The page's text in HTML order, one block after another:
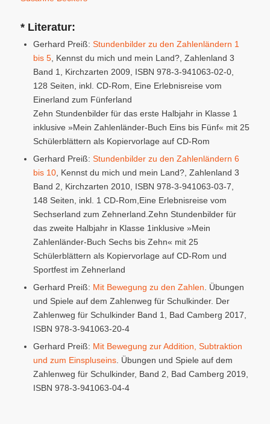
* Literatur:
Gerhard Preiß: Stundenbilder zu den Zahlenländern 1
bis 5, Kennst du mich und mein Land?, Zahlenland 3
Band 1, Kirchzarten 2009, ISBN 978-3-941063-02-0,
128 Seiten, inkl. CD-Rom, Eine Erlebnisreise vom
Einerland zum Fünferland
Zehn Stundenbilder für das erste Halbjahr in Klasse 1
inklusive »Mein Zahlenländer-Buch Eins bis Fünf« mit 25
Schülerblättern als Kopiervorlage auf CD-Rom
Gerhard Preiß: Stundenbilder zu den Zahlenländern 6
bis 10, Kennst du mich und mein Land?, Zahlenland 3
Band 2, Kirchzarten 2010, ISBN 978-3-941063-03-7,
148 Seiten, inkl. 1 CD-Rom,Eine Erlebnisreise vom
Sechserland zum Zehnerland.Zehn Stundenbilder für
das zweite Halbjahr in Klasse 1inklusive »Mein
Zahlenländer-Buch Sechs bis Zehn« mit 25
Schülerblättern als Kopiervorlage auf CD-Rom und
Sportfest im Zehnerland
Gerhard Preiß: Mit Bewegung zu den Zahlen. Übungen
und Spiele auf dem Zahlenweg für Schulkinder. Der
Zahlenweg für Schulkinder Band 1, Bad Camberg 2017,
ISBN 978-3-941063-20-4
Gerhard Preiß: Mit Bewegung zur Addition, Subtraktion
und zum Einspluseins. Übungen und Spiele auf dem
Zahlenweg für Schulkinder, Band 2, Bad Camberg 2019,
ISBN 978-3-941063-04-4